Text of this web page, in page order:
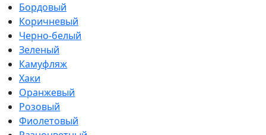
Бордовый
Коричневый
Черно-белый
Зеленый
Камуфляж
Хаки
Оранжевый
Розовый
Фиолетовый